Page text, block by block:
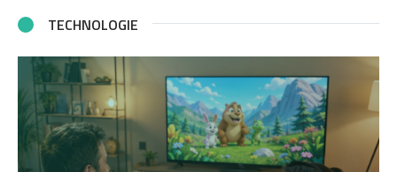
TECHNOLOGIE